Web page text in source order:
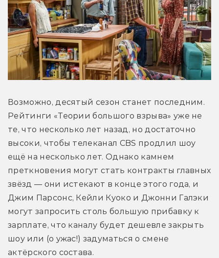
Возможно, десятый сезон станет последним.
Рейтинги «Теории большого взрыва» уже не
те, что несколько лет назад, но достаточно
высоки, чтобы телеканал CBS продлил шоу
ещё на несколько лет. Однако камнем
преткновения могут стать контракты главных
звёзд — они истекают в конце этого года, и
Джим Парсонс, Кейли Куоко и Джонни Галэки
могут запросить столь большую прибавку к
зарплате, что каналу будет дешевле закрыть
шоу или (о ужас!) задуматься о смене
актёрского состава.